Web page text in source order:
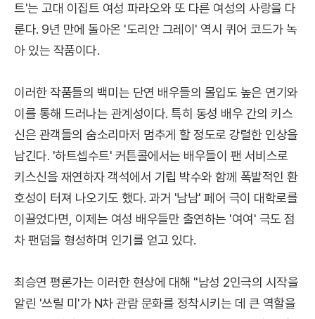
트'는 고대 이집트 여성 파라오와 또 다른 여성의 사랑을 다
룬다. 9년 만에 돌아온 '도리안 그레이' 역시 퀴어 코드가 녹
아 있는 작품이다.
이러한 작품들의 백미는 단연 배우들의 몰입도 높은 연기와
이를 통해 드러나는 관계성이다. 특히 동성 배우 간의 키스
신은 관객들의 숨소리마저 멈추게 할 정도로 강렬한 인상을
남긴다. '하트셉수트' 커튼콜에서는 배우들이 팬 서비스로
키스신을 재연하자 객석에서 기립 박수와 함께 폭발적인 환
호성이 터져 나오기도 했다. 과거 '남남' 페어 극이 대학로를
이끌었다면, 이제는 여성 배우들만 출연하는 '여여' 극도 점
차 팬덤을 형성하며 인기를 얻고 있다.
최승연 평론가는 이러한 현상에 대해 "남성 2인극의 시작을
알린 '쓰릴 미'가 N차 관람 문화를 정착시키는 데 큰 역할을